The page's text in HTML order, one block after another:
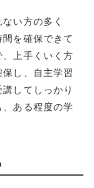
い方の多く
を確保できて
上手くいく方
し、自主学習
してしっかり
ある程度の学